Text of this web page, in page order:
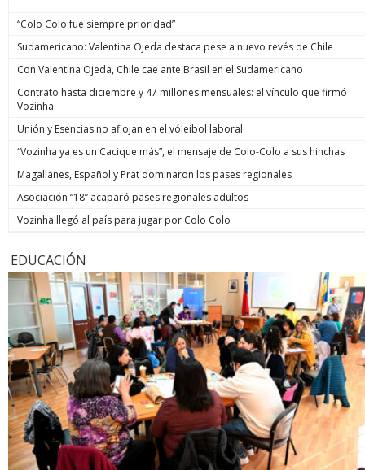
“Colo Colo fue siempre prioridad”
Sudamericano: Valentina Ojeda destaca pese a nuevo revés de Chile
Con Valentina Ojeda, Chile cae ante Brasil en el Sudamericano
Contrato hasta diciembre y 47 millones mensuales: el vínculo que firmó
Vozinha
Unión y Esencias no aflojan en el vóleibol laboral
“Vozinha ya es un Cacique más”, el mensaje de Colo-Colo a sus hinchas
Magallanes, Español y Prat dominaron los pases regionales
Asociación “18” acaparó pases regionales adultos
Vozinha llegó al país para jugar por Colo Colo
EDUCACIÓN